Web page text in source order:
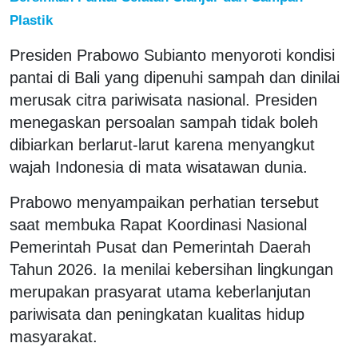
Plastik
Presiden Prabowo Subianto menyoroti kondisi
pantai di Bali yang dipenuhi sampah dan dinilai
merusak citra pariwisata nasional. Presiden
menegaskan persoalan sampah tidak boleh
dibiarkan berlarut-larut karena menyangkut
wajah Indonesia di mata wisatawan dunia.
Prabowo menyampaikan perhatian tersebut
saat membuka Rapat Koordinasi Nasional
Pemerintah Pusat dan Pemerintah Daerah
Tahun 2026. Ia menilai kebersihan lingkungan
merupakan prasyarat utama keberlanjutan
pariwisata dan peningkatan kualitas hidup
masyarakat.